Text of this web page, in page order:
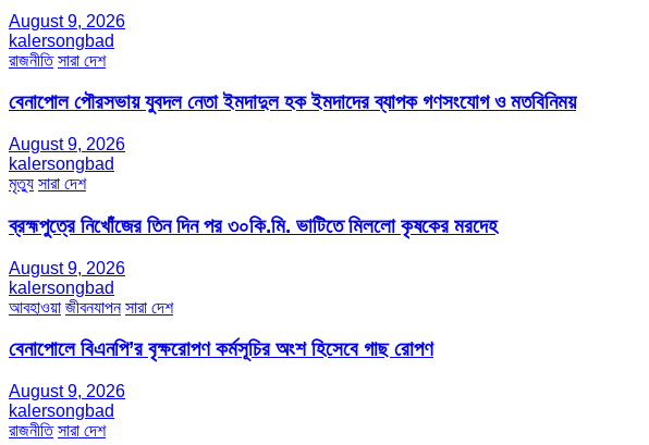
August 9, 2026
kalersongbad
রাজনীতি সারা দেশ
বেনাপোল পৌরসভায় যুবদল নেতা ইমদাদুল হক ইমদাদের ব্যাপক গণসংযোগ ও মতবিনিময়
August 9, 2026
kalersongbad
মৃত্যু সারা দেশ
ব্রহ্মপুত্রে নিখোঁজের তিন দিন পর ৩০কি.মি. ভাটিতে মিললো কৃষকের মরদেহ
August 9, 2026
kalersongbad
আবহাওয়া জীবনযাপন সারা দেশ
বেনাপোলে বিএনপি’র বৃক্ষরোপণ কর্মসূচির অংশ হিসেবে গাছ রোপণ
August 9, 2026
kalersongbad
রাজনীতি সারা দেশ